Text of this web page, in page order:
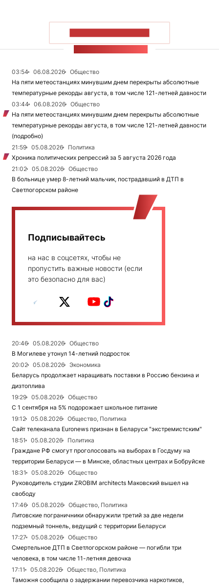
03:54 06.08.2026
Общество
На пяти метеостанциях минувшим днем перекрыты абсолютные
температурные рекорды августа, в том числе 121-летней давности
03:44
06.08.2026
Общество
На пяти метеостанциях минувшим днем перекрыты абсолютные
температурные рекорды августа, в том числе 121-летней давности
(подробно)
21:59
05.08.2026
Политика
Хроника политических репрессий за 5 августа 2026 года
21:02
05.08.2026
Общество
В больнице умер 8-летний мальчик, пострадавший в ДТП в
Светлогорском районе
Подписывайтесь
на нас в соцсетях, чтобы не
пропустить важные новости (если
это безопасно для вас)
20:46 05.08.2026
Общество
В Могилеве утонул 14-летний подросток
20:02
05.08.2026
Экономика
Беларусь продолжает наращивать поставки в Россию бензина и
дизтоплива
19:29
05.08.2026
Общество
С 1 сентября на 5% подорожает школьное питание
19:12
05.08.2026
Общество, Политика
Сайт телеканала Euronews признан в Беларуси "экстремистским"
18:51
05.08.2026
Политика
Граждане РФ смогут проголосовать на выборах в Госдуму на
территории Беларуси — в Минске, областных центрах и Бобруйске
18:31
05.08.2026
Общество
Руководитель студии ZROBIM architects Маковский вышел на
свободу
17:46
05.08.2026
Общество, Политика
Литовские пограничники обнаружили третий за две недели
подземный тоннель, ведущий с территории Беларуси
17:27
05.08.2026
Общество
Смертельное ДТП в Светлогорском районе — погибли три
человека, в том числе 11-летняя девочка
17:11
05.08.2026
Общество, Политика
Таможня сообщила о задержании перевозчика наркотиков,